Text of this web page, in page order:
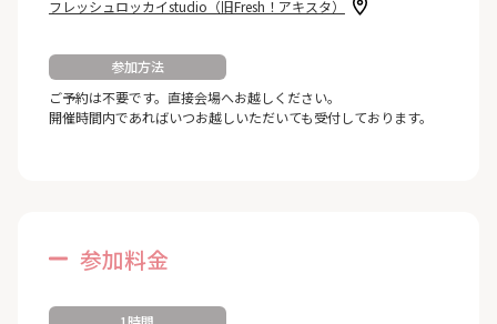
フレッシュロッカイstudio（旧Fresh！アキスタ）
参加方法
ご予約は不要です。直接会場へお越しください。
開催時間内であればいつお越しいただいても受付しております。
参加料金